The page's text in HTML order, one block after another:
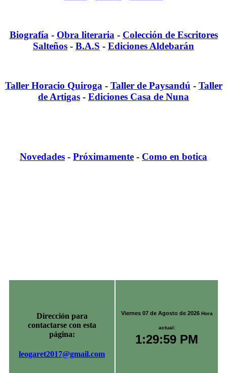
Biografía- Obra literaria- Colección de Escritores
Salteños - B.A.S - Ediciones Aldebarán
Taller Horacio Quiroga - Taller de Paysandú - Taller
de Artigas - Ediciones Casa de Nuna
Novedades - Próximamente - Como en botica
Dirección para
contactarse con esta
página:
leogaret2017@gmail.com
Viernes 07 de Agosto de 2026 Hora
actual:
1:29:59 PM